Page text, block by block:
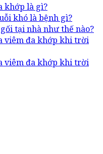
khớp là gì?
khó là bệnh gì?
tại nhà như thế nào?
viêm đa khớp khi trời
viêm đa khớp khi trời